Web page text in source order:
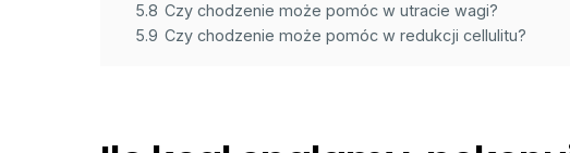
5.8 Czy chodzenie może pomóc w utracie wagi?
5.9 Czy chodzenie może pomóc w redukcji cellulitu?